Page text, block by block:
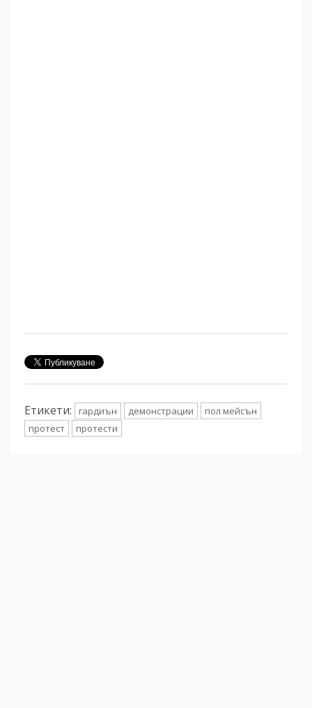
Етикети: гардиън демонстрации
пол мейсън
протест
протести